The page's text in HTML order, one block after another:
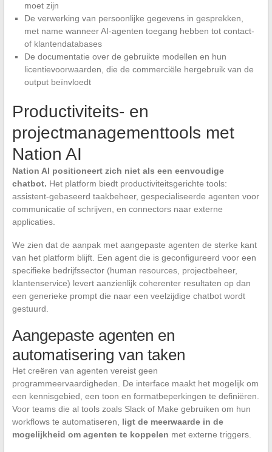
moet zijn
De verwerking van persoonlijke gegevens in gesprekken,
met name wanneer AI-agenten toegang hebben tot contact-
of klantendatabases
De documentatie over de gebruikte modellen en hun
licentievoorwaarden, die de commerciële hergebruik van de
output beïnvloedt
Productiviteits- en
projectmanagementtools met
Nation AI
Nation AI positioneert zich niet als een eenvoudige
chatbot. Het platform biedt productiviteitsgerichte tools:
assistent-gebaseerd taakbeheer, gespecialiseerde agenten voor
communicatie of schrijven, en connectors naar externe
applicaties.
We zien dat de aanpak met aangepaste agenten de sterke kant
van het platform blijft. Een agent die is geconfigureerd voor een
specifieke bedrijfssector (human resources, projectbeheer,
klantenservice) levert aanzienlijk coherenter resultaten op dan
een generieke prompt die naar een veelzijdige chatbot wordt
gestuurd.
Aangepaste agenten en
automatisering van taken
Het creëren van agenten vereist geen
programmeervaardigheden. De interface maakt het mogelijk om
een kennisgebied, een toon en formatbeperkingen te definiëren.
Voor teams die al tools zoals Slack of Make gebruiken om hun
workflows te automatiseren, ligt de meerwaarde in de
mogelijkheid om agenten te koppelen met externe triggers.